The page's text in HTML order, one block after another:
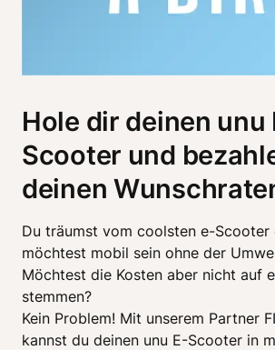
Hole dir deinen unu
Scooter und
deinen
Du träumst vom coolsten e-Scooter
möchtest mobil sein ohne der
Möchtest die Kosten aber nicht auf
stemmen?
Kein Problem! Mit unserem Partner
kannst du deinen unu E-Scooter in